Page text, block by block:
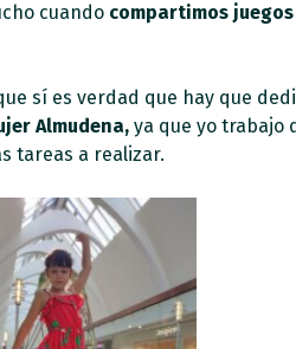
cuando compartimos
sí es verdad que hay que
Almudena,ya que yo trabajo
tareas a realizar.